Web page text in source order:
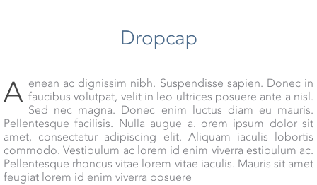
Dropcap
A enean ac dignissim nibh. Suspendisse sapien. Donec in
faucibus volutpat, velit in leo ultrices posuere ante a nisl.
Sed nec magna. Donec enim luctus diam eu mauris.
Pellentesque facilisis. Nulla augue a. orem ipsum dolor sit
amet, consectetur adipiscing elit. Aliquam iaculis lobortis
commodo. Vestibulum ac lorem id enim viverra estibulum ac.
Pellentesque rhoncus vitae lorem vitae iaculis. Mauris sit amet
feugiat lorem id enim viverra posuere